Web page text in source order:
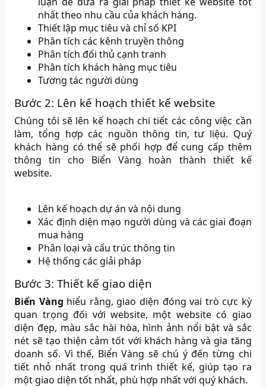
nhất theo nhu cầu của khách hàng.
Thiết lập mục tiêu và chỉ số KPI
Phân tích các kênh truyền thông
Phân tích đối thủ cạnh tranh
Phân tích khách hàng mục tiêu
Tương tác người dùng
Bước 2: Lên kế hoạch thiết kế website
Chúng tôi sẽ lên kế hoạch chi tiết các công việc cần
làm, tổng hợp các nguồn thông tin, tư liệu. Quý
khách hàng có thể sẽ phối hợp để cung cấp thêm
thông tin cho Biển Vàng hoàn thành thiết kế
website.
Lên kế hoạch dự án và nội dung
Xác định diện mạo người dùng và các giai đoạn
mua hàng
Phân loại và cấu trúc thông tin
Hệ thống các giải pháp
Bước 3: Thiết kế giao diện
Biển Vàng hiểu rằng, giao diện đóng vai trò cực kỳ
quan trọng đối với website, một website có giao
diện đẹp, màu sắc hài hòa, hình ảnh nổi bật và sắc
nét sẽ tạo thiện cảm tốt với khách hàng và gia tăng
doanh số. Vì thế, Biển Vàng sẽ chú ý đến từng chi
tiết nhỏ nhất trong quá trình thiết kế, giúp tạo ra
một giao diện tốt nhất, phù hợp nhất với quý khách.